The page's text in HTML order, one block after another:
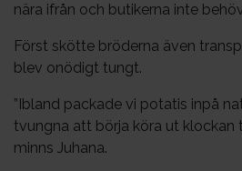
nära ifrån och butikerna inte
Först skötte bröderna även
blev onödigt tungt.
”Ibland packade vi potatis inpå
tvungna att börja köra ut klockan
minns Juhana.